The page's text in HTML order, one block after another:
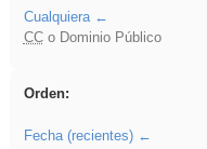
Cualquiera
CCo Dominio Público
Orden:
Fecha (recientes)